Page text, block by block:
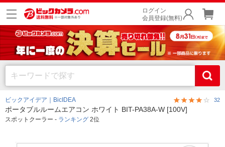
ログイン
会員登録(無料)
ビックアイデア｜BicIDEA 32
ポータブルルームエアコン ホワイト BIT-PA38A-W [100V]
スポットクーラー - ランキング 2位